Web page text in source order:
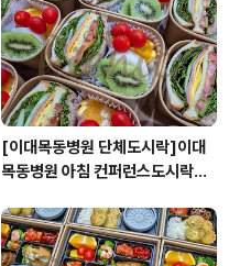
[이대목동병원 단체도시락]이대
목동병원 아침 컨퍼런스도시락<
이터링:원스피크닉>